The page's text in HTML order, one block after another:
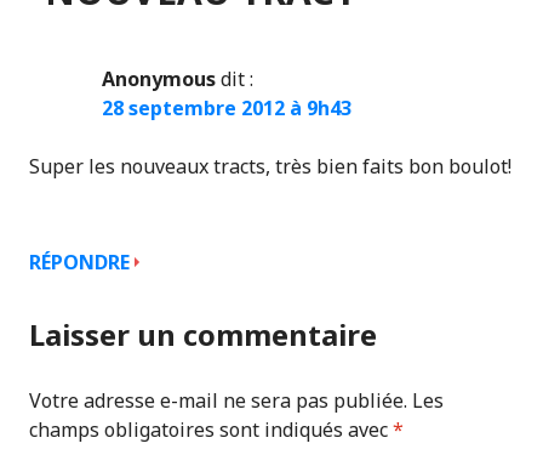
Anonymousdit :
28 septembre 2012 à 9h43
Super les nouveaux tracts, très bien faits bon boulot!
RÉPONDRE
Laisser un commentaire
Votre adresse e-mail ne sera pas publiée. Les
champs obligatoires sont indiqués avec*